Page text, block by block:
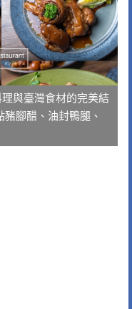
與臺灣食材的完美結
腳醋、油封鴨腿、